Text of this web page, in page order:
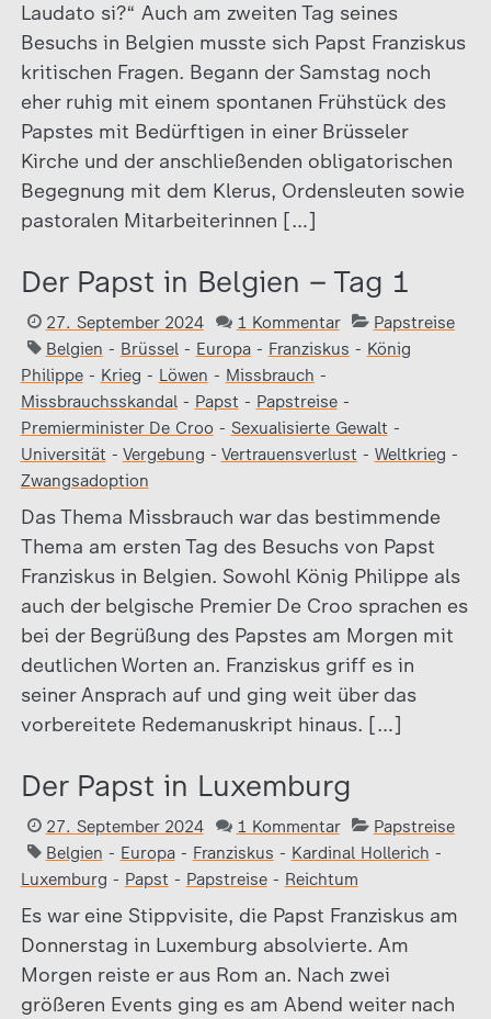
Laudato si?“ Auch am zweiten Tag seines
Besuchs in Belgien musste sich Papst Franziskus
kritischen Fragen. Begann der Samstag noch
eher ruhig mit einem spontanen Frühstück des
Papstes mit Bedürftigen in einer Brüsseler
Kirche und der anschließenden obligatorischen
Begegnung mit dem Klerus, Ordensleuten sowie
pastoralen Mitarbeiterinnen […]
Der Papst in Belgien – Tag 1
27. September 2024 1 Kommentar
Papstreise
Belgien - Brüssel- Europa- Franziskus - König
Philippe- Krieg - Löwen - Missbrauch -
Missbrauchsskandal- Papst - Papstreise-
Premierminister De Croo - Sexualisierte Gewalt -
Universität - Vergebung - Vertrauensverlust - Weltkrieg -
Zwangsadoption
Das Thema Missbrauch war das bestimmende
Thema am ersten Tag des Besuchs von Papst
Franziskus in Belgien. Sowohl König Philippe als
auch der belgische Premier De Croo sprachen es
bei der Begrüßung des Papstes am Morgen mit
deutlichen Worten an. Franziskus griff es in
seiner Ansprach auf und ging weit über das
vorbereitete Redemanuskript hinaus. […]
Der Papst in Luxemburg
27. September 2024 1 Kommentar
Papstreise
Belgien - Europa- Franziskus - Kardinal Hollerich -
Luxemburg - Papst - Papstreise- Reichtum
Es war eine Stippvisite, die Papst Franziskus am
Donnerstag in Luxemburg absolvierte. Am
Morgen reiste er aus Rom an. Nach zwei
größeren Events ging es am Abend weiter nach